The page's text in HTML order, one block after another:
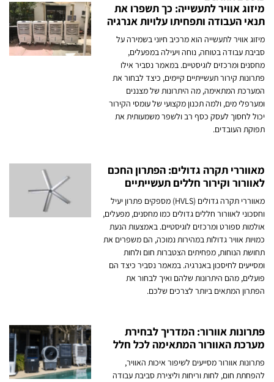
מיזוג אוויר לתעשייה: כך תשפרו את
תנאי העבודה ותפחיתו עלויות אנרגיה
מיזוג אוויר לתעשייה הוא מרכיב חיוני בשמירה על
סביבת עבודה בטוחה, נוחה ויעילה במפעלים,
מחסנים ומרכזים לוגיסטיים. במאמר נסביר אילו
פתרונות קירור תעשייתיים קיימים, כיצד לבחור את
המערכת המתאימה, מה היתרונות של מצננים
ומערפלי מים, ולמה תכנון מקצועי של עומסי הקירור
יכול לחסוך לעסק כסף רב ולשפר משמעותית את
תפוקת העובדים.
מאווררי תקרה גדולים: הפתרון החכם
לאוורור וקירור חללים תעשייתיים
מאווררי תקרה גדולים (HVLS) מספקים פתרון יעיל
וחסכוני לאוורור חללים גדולים כמו מחסנים, מפעלים,
אולמות ספורט ומרכזים לוגיסטיים. באמצעות הנעת
כמויות אוויר גדולות במהירות נמוכה, הם משפרים את
תחושת הנוחות, מפחיתים הצטברות חום ולחות
ומסייעים לחיסכון באנרגיה. במאמר נסביר כיצד הם
פועלים, מהם היתרונות שלהם ואיך לבחור את
הפתרון המתאים ביותר לצרכים שלכם.
פתרונות אוורור: המדריך לבחירת
מערכת האוורור המתאימה לכל חלל
פתרונות אוורור מסייעים לשיפור איכות האוויר,
להפחתת חום, לחות וריחות וליצירת סביבת עבודה